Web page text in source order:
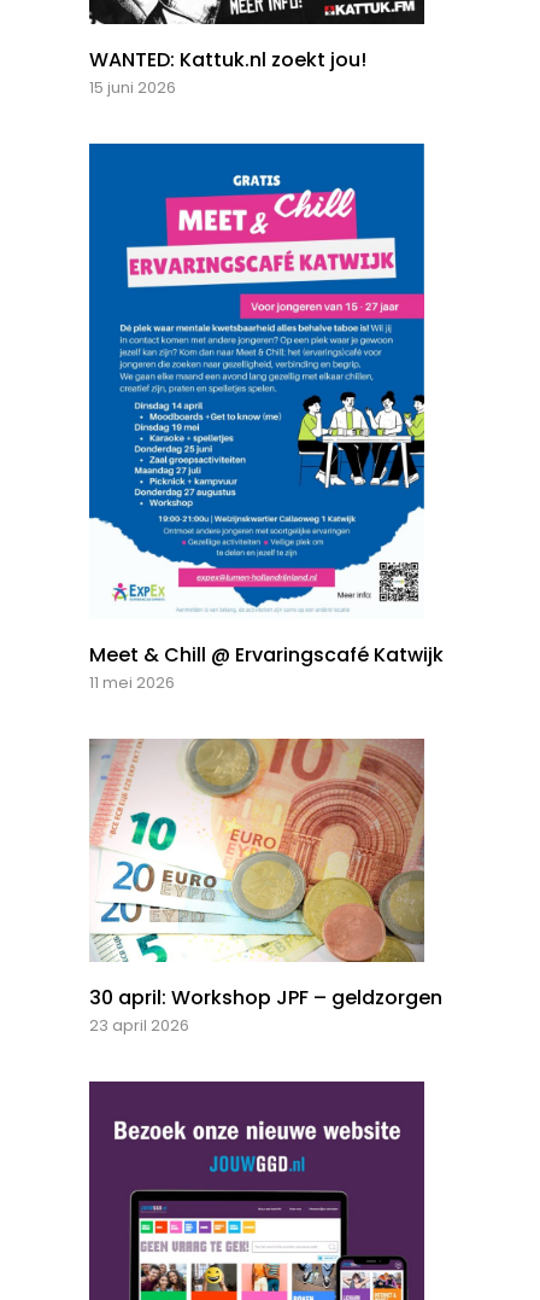
WANTED: Kattuk.nl zoekt jou!
15 juni 2026
Meet & Chill @ Ervaringscafé Katwijk
11 mei 2026
30 april: Workshop JPF – geldzorgen
23 april 2026